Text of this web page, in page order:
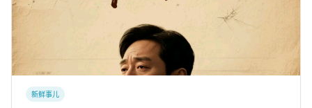
新鲜事儿